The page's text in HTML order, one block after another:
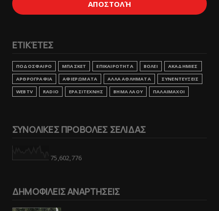
ΕΤΙΚΈΤΕΣ
ΠΟΔΟΣΦΑΙΡΟ ΜΠΑΣΚΕΤ ΕΠΙΚΑΙΡΟΤΗΤΑ ΒΟΛΕΙ
ΑΚΑΔΗΜΙΕΣ
ΑΡΘΡΟΓΡΑΦΙΑ
ΑΦΙΕΡΩΜΑΤΑ ΑΛΛΑ ΑΘΛΗΜΑΤΑ
ΣΥΝΕΝΤΕΥΞΕΙΣ
WEBTV
RADIO ΕΡΑΣΙΤΕΧΝΗΣ ΒΗΜΑ ΛΑΟΥ ΠΑΛΑΙΜΑΧΟΙ
ΣΥΝΟΛΙΚΕΣ ΠΡΟΒΟΛΕΣ ΣΕΛΙΔΑΣ
75,602,776
ΔΗΜΟΦΙΛΕΙΣ ΑΝΑΡΤΗΣΕΙΣ